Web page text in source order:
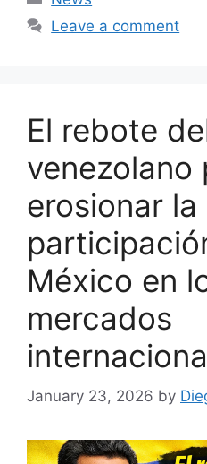
Leave a comment
El rebote
venezolano
erosionar la
México en
mercados
January 23, 2026 by